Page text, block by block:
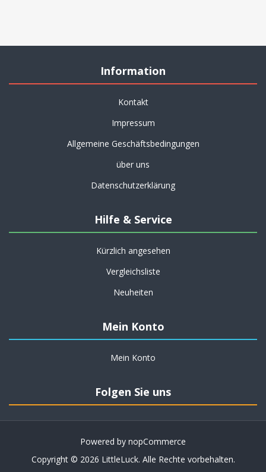
Information
Kontakt
Impressum
Allgemeine Geschäftsbedingungen
über uns
Datenschutzerklärung
Hilfe & Service
Kürzlich angesehen
Vergleichsliste
Neuheiten
Mein Konto
Mein Konto
Folgen Sie uns
Powered by nopCommerce
Copyright © 2026 LittleLuck. Alle Rechte vorbehalten.